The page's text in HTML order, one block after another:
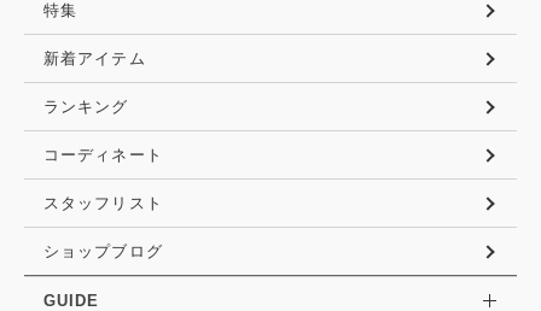
特集
新着アイテム
ランキング
コーディネート
スタッフリスト
ショップブログ
GUIDE